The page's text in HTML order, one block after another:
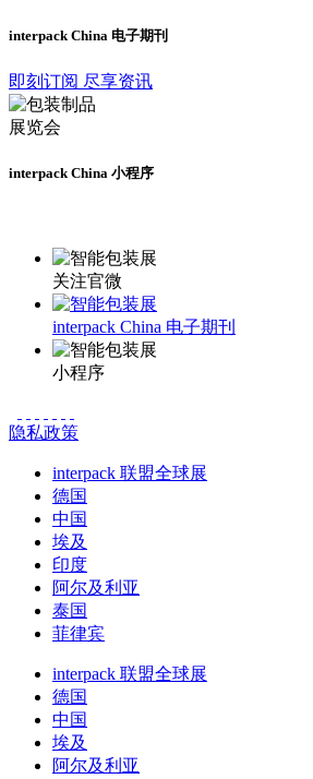
interpack China 电子期刊
即刻订阅 尽享资讯
interpack China 小程序
关注官微
interpack China 电子期刊
小程序
隐私政策
interpack 联盟全球展
德国
中国
埃及
印度
阿尔及利亚
泰国
菲律宾
interpack 联盟全球展
德国
中国
埃及
阿尔及利亚